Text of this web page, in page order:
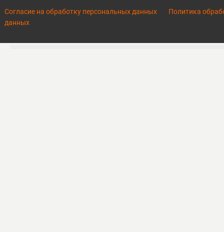
Согласие на обработку персональных данных
Политика
данных